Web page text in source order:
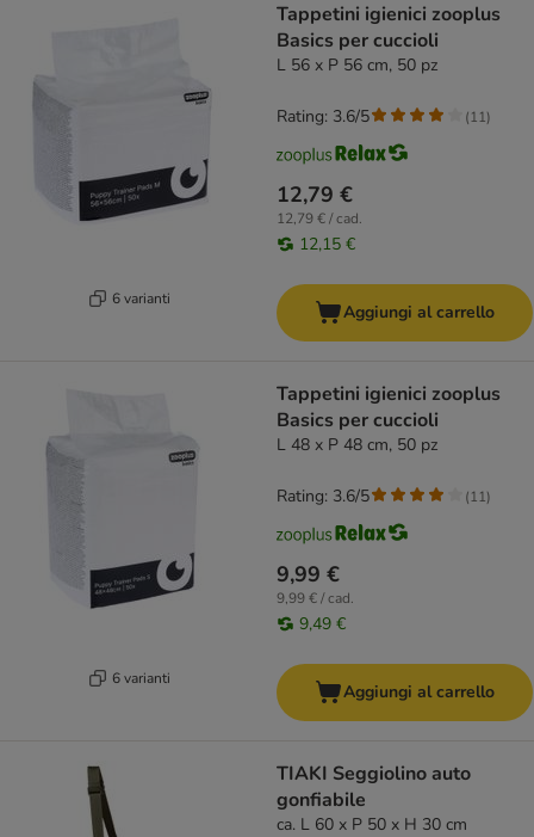
6 varianti
Tappetini igienici zooplus
Basics per cuccioli
L 56 x P 56 cm, 50 pz
12,79 €
12,79 € / cad.
12,15 €
Rating: 3.6/5 (11)
Aggiungi al carrello
6 varianti
Tappetini igienici zooplus
Basics per cuccioli
L 48 x P 48 cm, 50 pz
9,99 €
9,99 € / cad.
9,49 €
Rating: 3.6/5 (11)
Aggiungi al carrello
TIAKI Seggiolino auto
gonfiabile
ca. L 60 x P 50 x H 30 cm